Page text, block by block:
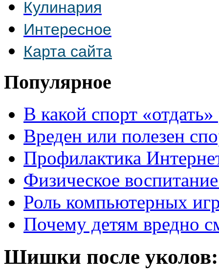
Кулинария
Интересное
Карта сайта
Популярное
В какой спорт «отдать»
Вреден или полезен
Профилактика
Физическое
Роль компьютерных
Почему детям вредно
Шишки после уколов: